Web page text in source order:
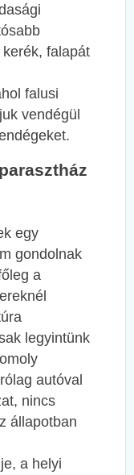
falapát
falusi
vendégül
egy
gondolnak
a
legyintünk
autóval
nincs
állapotban
a helyi